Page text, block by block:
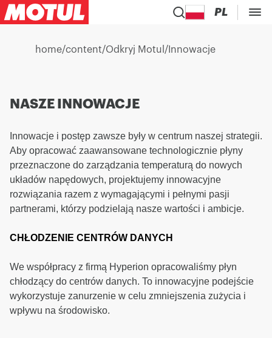
PL
home/content/Odkryj Motul / Innowacje
NASZE INNOWACJE
Innowacje i postęp zawsze były w centrum naszej strategii.
Aby opracować zaawansowane technologicznie płyny
przeznaczone do zarządzania temperaturą do nowych
układów napędowych, projektujemy innowacyjne
rozwiązania razem z wymagającymi i pełnymi pasji
partnerami, którzy podzielają nasze wartości i ambicje.
CHŁODZENIE CENTRÓW DANYCH
We współpracy z firmą Hyperion opracowaliśmy płyn
chłodzący do centrów danych. To innowacyjne podejście
wykorzystuje zanurzenie w celu zmniejszenia zużycia i
wpływu na środowisko.